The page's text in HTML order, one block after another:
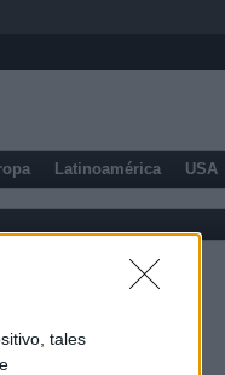
tales
Latinoamérica USA